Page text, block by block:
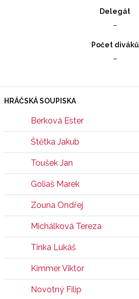
Delegát
–
Počet diváků
–
HRÁČSKÁ SOUPISKA
Berková Ester
Štětka Jakub
Toušek Jan
Goliaš Marek
Zouna Ondřej
Michálková Tereza
Tinka Lukáš
Kimmer Viktor
Novotný Filip